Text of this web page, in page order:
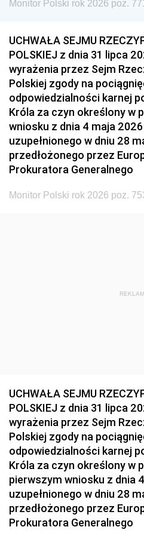
1951 1950
1939 1938
1936 1930
Monitor Polski rok 2026 poz. 771
UCHWAŁA SEJMU
POLSKIEJ z dnia 31 lipca
wyrażenia przez Sejm
Polskiej zgody na
odpowiedzialności karnej
Króla za czyn określony w
wniosku z dnia 4 maja 2026
uzupełnionego w dniu 28
przedłożonego przez
Prokuratora Generalnego
Monitor Polski rok 2026 poz.
UCHWAŁA SEJMU
POLSKIEJ z dnia 31 lipca
wyrażenia przez Sejm
Polskiej zgody na
odpowiedzialności karnej
Króla za czyn określony w
pierwszym wniosku z dnia
uzupełnionego w dniu 28
przedłożonego przez
Prokuratora Generalnego